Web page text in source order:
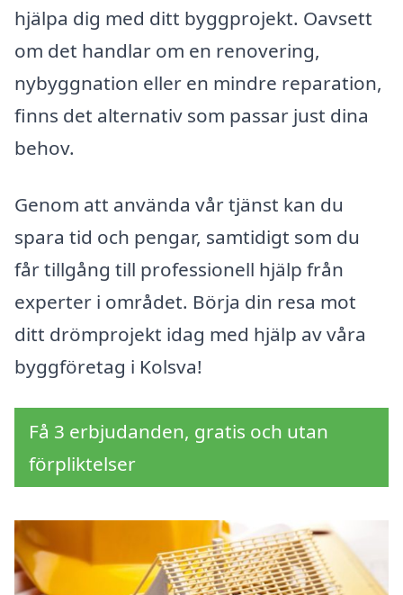
hjälpa dig med ditt byggprojekt. Oavsett
om det handlar om en renovering,
nybyggnation eller en mindre reparation,
finns det alternativ som passar just dina
behov.
Genom att använda vår tjänst kan du
spara tid och pengar, samtidigt som du
får tillgång till professionell hjälp från
experter i området. Börja din resa mot
ditt drömprojekt idag med hjälp av våra
byggföretag i Kolsva!
Få 3 erbjudanden, gratis och utan
förpliktelser